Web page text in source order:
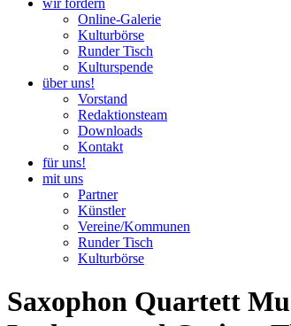
Online-Galerie
Kulturbörse
Runder Tisch
Kulturspende
über uns!
Vorstand
Redaktionsteam
Downloads
Kontakt
für uns!
mit uns
Partner
Künstler
Vereine/Kommunen
Runder Tisch
Kulturbörse
Saxophon Quartett